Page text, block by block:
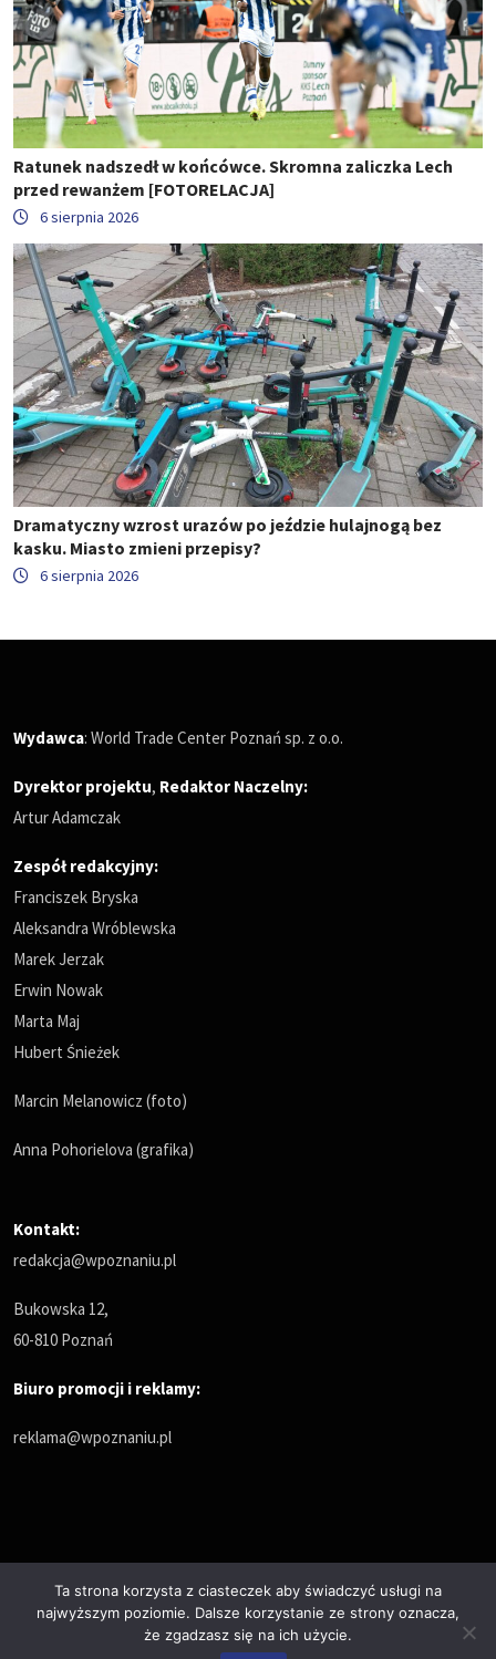
Ratunek nadszedł w końcówce. Skromna zaliczka Lech
przed rewanżem [FOTORELACJA]
6 sierpnia 2026
Dramatyczny wzrost urazów po jeździe hulajnogą bez
kasku. Miasto zmieni przepisy?
6 sierpnia 2026
Wydawca: World Trade Center Poznań sp. z o.o.
Dyrektor projektu, Redaktor Naczelny:
Artur Adamczak
Zespół redakcyjny:
Franciszek Bryska
Aleksandra Wróblewska
Marek Jerzak
Erwin Nowak
Marta Maj
Hubert Śnieżek
Marcin Melanowicz (foto)
Anna Pohorielova (grafika)
Kontakt:
redakcja@wpoznaniu.pl
Bukowska 12,
60-810 Poznań
Biuro promocji i reklamy:
reklama@wpoznaniu.pl
Polityka prywatności
Ta strona korzysta z ciasteczek aby świadczyć usługi na
najwyższym poziomie. Dalsze korzystanie ze strony oznacza,
że zgadzasz się na ich użycie.